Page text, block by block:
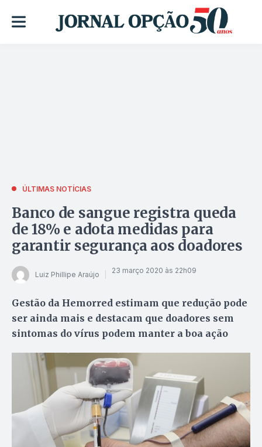
ÚLTIMAS NOTÍCIAS
Banco de sangue registra queda
de 18% e adota medidas para
garantir segurança aos doadores
Luiz Phillipe Araújo 23 março 2020 às 22h09
Gestão da Hemorred estimam que redução pode
ser ainda mais e destacam que doadores sem
sintomas do vírus podem manter a boa ação